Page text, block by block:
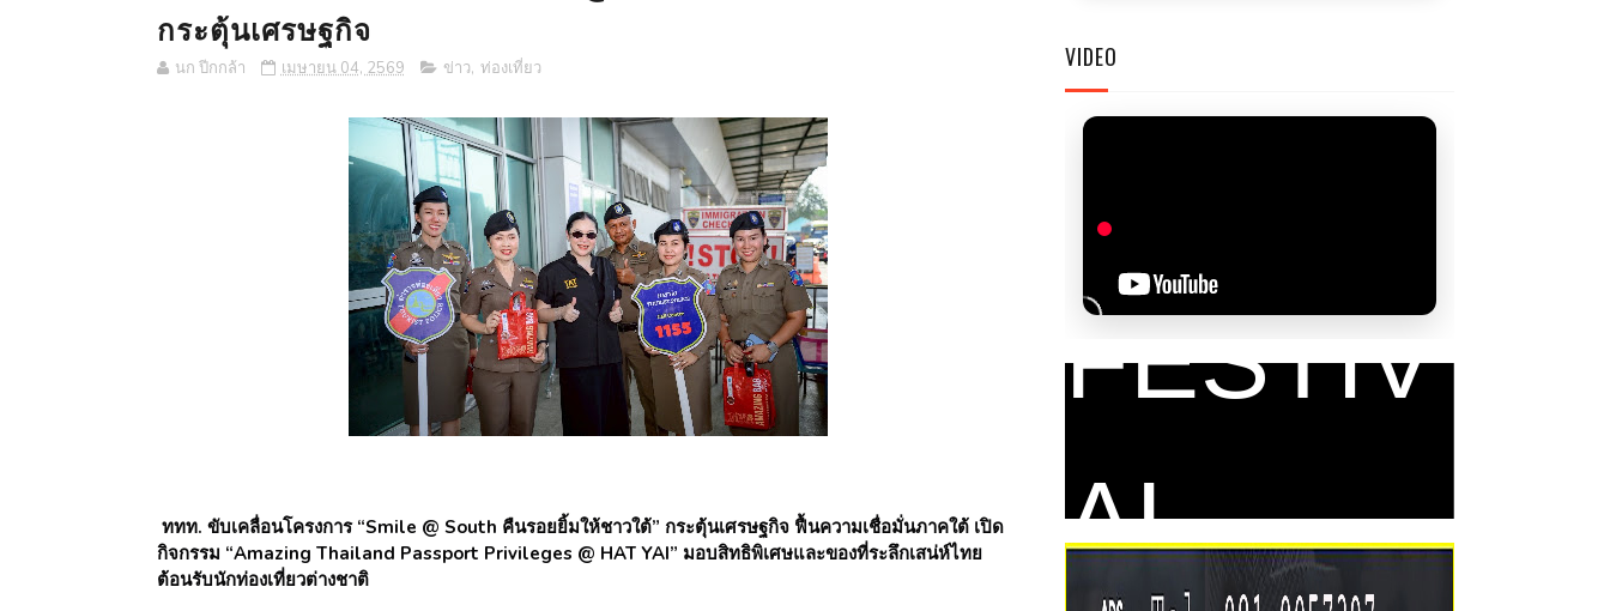
กระตุ้นเศรษฐกิจ
นก ปีกกล้า เมษายน 04, 2569 ข่าว, ท่องเที่ยว
ททท. ขับเคลื่อนโครงการ “Smile @ South คืนรอยยิ้มให้ชาวใต้” กระตุ้นเศรษฐกิจ ฟื้นความเชื่อมั่นภาคใต้ เปิด
กิจกรรม “Amazing Thailand Passport Privileges @ HAT YAI” มอบสิทธิพิเศษและของที่ระลึกเสน่ห์ไทย
ต้อนรับนักท่องเที่ยวต่างชาติ
VIDEO
FAM
FESTIV
AL